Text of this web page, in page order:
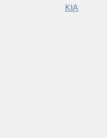
KIA